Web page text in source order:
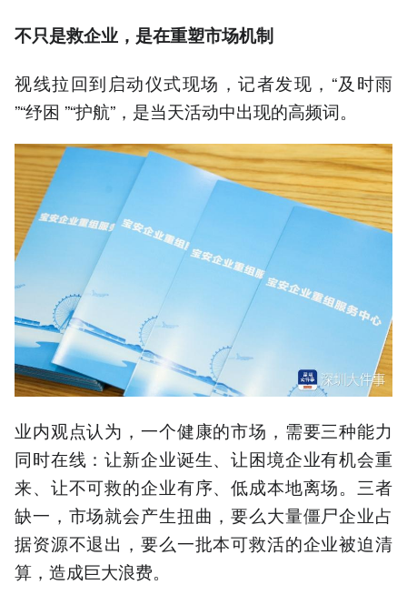
不只是救企业，是在重塑市场机制
视线拉回到启动仪式现场，记者发现，“及时雨
”“纾困 ”“护航”，是当天活动中出现的高频词。
业内观点认为，一个健康的市场，需要三种能力
同时在线：让新企业诞生、让困境企业有机会重
来、让不可救的企业有序、低成本地离场。三者
缺一，市场就会产生扭曲，要么大量僵尸企业占
据资源不退出，要么一批本可救活的企业被迫清
算，造成巨大浪费。